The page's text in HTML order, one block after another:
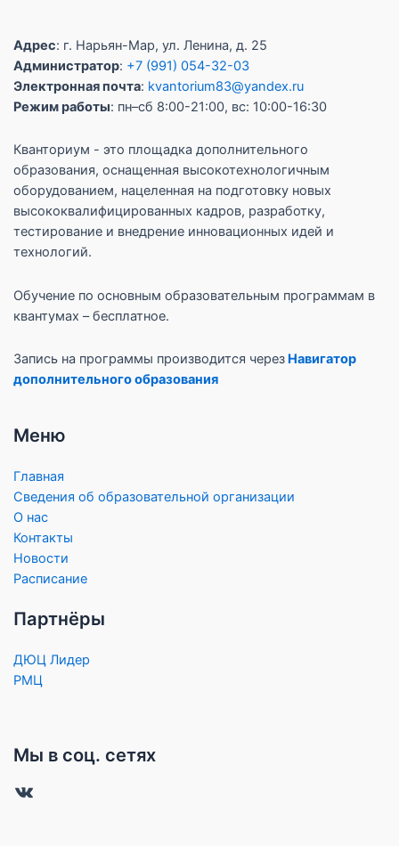
Адрес: г. Нарьян-Мар, ул. Ленина, д. 25
Администратор: +7 (991) 054-32-03
Электронная почта: kvantorium83@yandex.ru
Режим работы: пн–сб 8:00-21:00, вс: 10:00-16:30
Кванториум - это площадка дополнительного
образования, оснащенная высокотехнологичным
оборудованием, нацеленная на подготовку новых
высококвалифицированных кадров, разработку,
тестирование и внедрение инновационных идей и
технологий.
Обучение по основным образовательным программам в
квантумах – бесплатное.
Запись на программы производится через Навигатор
дополнительного образования
Меню
Главная
Сведения об образовательной организации
О нас
Контакты
Новости
Расписание
Партнёры
ДЮЦ Лидер
РМЦ
Мы в соц. сетях